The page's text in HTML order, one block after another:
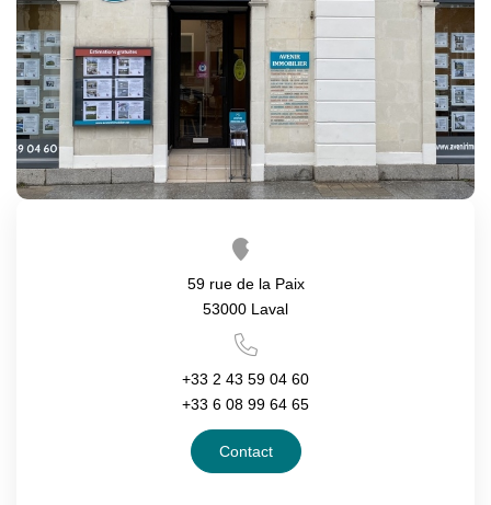
NOTRE AGENCE
Notre Équipe
Nous Rejoindre
ALERTE EMAIL
CONTACT
59 rue de la Paix
53000 Laval
+33 2 43 59 04 60
+33 6 08 99 64 65
Contact